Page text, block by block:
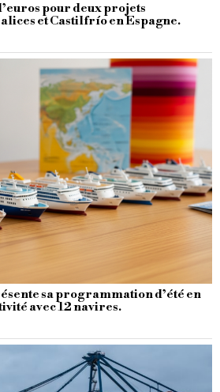
pour deux projets
et Castilfrío en Espagne.
sa programmation d’été en
avec 12 navires.